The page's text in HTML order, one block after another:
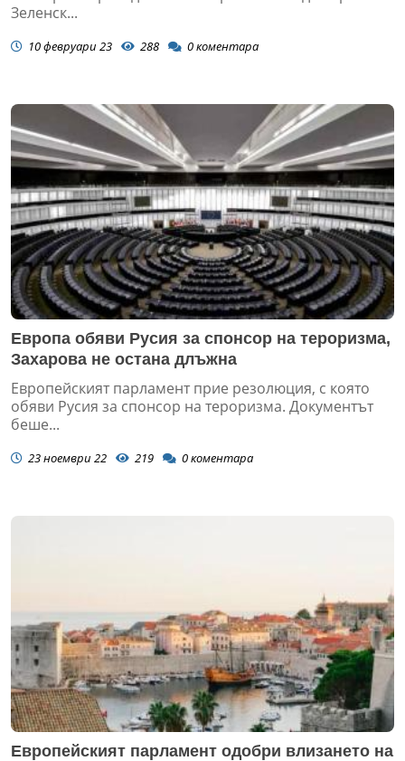
Зеленск...
10 февруари 23 288 0коментара
Европа обяви Русия за спонсор на тероризма,
Захарова не остана длъжна
Европейският парламент прие резолюция, с която
обяви Русия за спонсор на тероризма. Документът
беше...
23 ноември 22 219 0коментара
Европейският парламент одобри влизането на